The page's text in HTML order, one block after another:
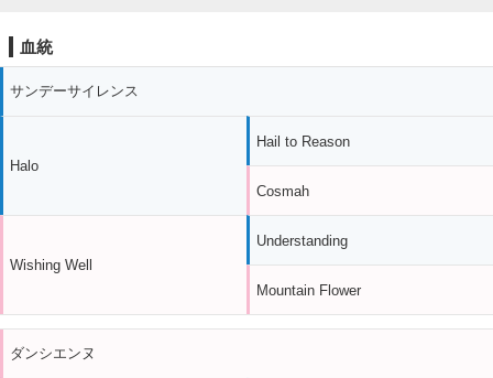
血統
サンデーサイレンス
Halo
Wishing Well
Hail to Reason
Cosmah
Understanding
Mountain Flower
ダンシエンヌ